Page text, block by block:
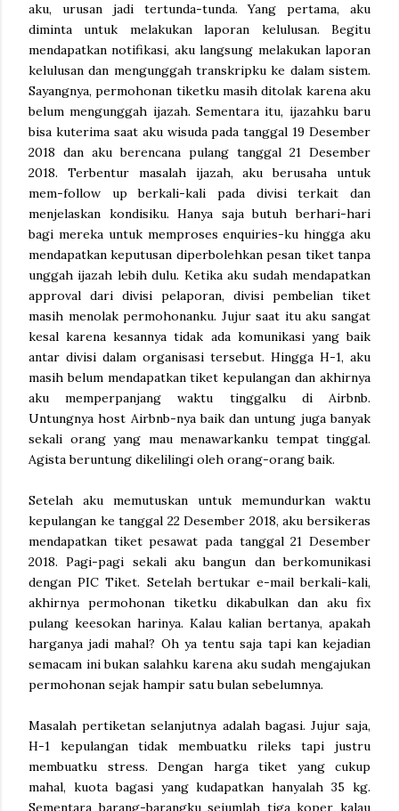
aku, urusan jadi tertunda-tunda. Yang pertama, aku
diminta untuk melakukan laporan kelulusan. Begitu
mendapatkan notifikasi, aku langsung melakukan laporan
kelulusan dan mengunggah transkripku ke dalam sistem.
Sayangnya, permohonan tiketku masih ditolak karena aku
belum mengunggah ijazah. Sementara itu, ijazahku baru
bisa kuterima saat aku wisuda pada tanggal 19 Desember
2018 dan aku berencana pulang tanggal 21 Desember
2018. Terbentur masalah ijazah, aku berusaha untuk
mem-follow up berkali-kali pada divisi terkait dan
menjelaskan kondisiku. Hanya saja butuh berhari-hari
bagi mereka untuk memproses enquiries-ku hingga aku
mendapatkan keputusan diperbolehkan pesan tiket tanpa
unggah ijazah lebih dulu. Ketika aku sudah mendapatkan
approval dari divisi pelaporan, divisi pembelian tiket
masih menolak permohonanku. Jujur saat itu aku sangat
kesal karena kesannya tidak ada komunikasi yang baik
antar divisi dalam organisasi tersebut. Hingga H-1, aku
masih belum mendapatkan tiket kepulangan dan akhirnya
aku memperpanjang waktu tinggalku di Airbnb.
Untungnya host Airbnb-nya baik dan untung juga banyak
sekali orang yang mau menawarkanku tempat tinggal.
Agista beruntung dikelilingi oleh orang-orang baik.
Setelah aku memutuskan untuk memundurkan waktu
kepulangan ke tanggal 22 Desember 2018, aku bersikeras
mendapatkan tiket pesawat pada tanggal 21 Desember
2018. Pagi-pagi sekali aku bangun dan berkomunikasi
dengan PIC Tiket. Setelah bertukar e-mail berkali-kali,
akhirnya permohonan tiketku dikabulkan dan aku fix
pulang keesokan harinya. Kalau kalian bertanya, apakah
harganya jadi mahal? Oh ya tentu saja tapi kan kejadian
semacam ini bukan salahku karena aku sudah mengajukan
permohonan sejak hampir satu bulan sebelumnya.
Masalah pertiketan selanjutnya adalah bagasi. Jujur saja,
H-1 kepulangan tidak membuatku rileks tapi justru
membuatku stress. Dengan harga tiket yang cukup
mahal, kuota bagasi yang kudapatkan hanyalah 35 kg.
Sementara barang-barangku sejumlah tiga koper kalau